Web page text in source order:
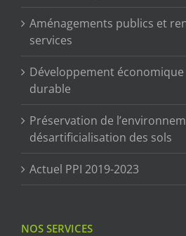
Aménagements publics et
services
Développement
durable
Préservation de
désartificialisation des sols
Actuel PPI 2019-2023
NOS SERVICES